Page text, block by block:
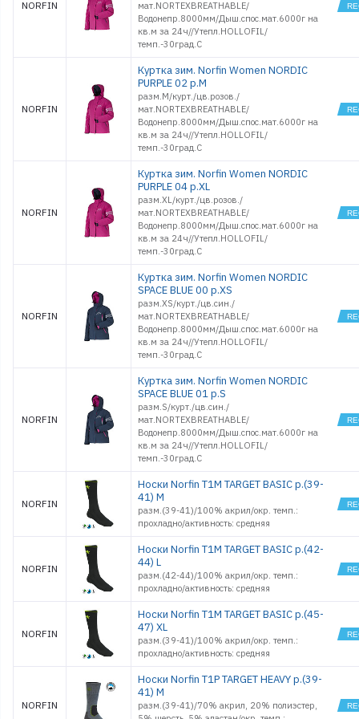
NORFIN
мат.NORTEXBREATHABLE/
Водонепр.8000мм/Дыш.спос.мат.6000г на
кв.м за 24ч//Утепл.HOLLOFIL/
темп.-30град.С
NORFIN
Куртка зим. Norfin Women NORDIC
PURPLE 02 р.M
разм.M/курт./цв.розов./
мат.NORTEXBREATHABLE/
Водонепр.8000мм/Дыш.спос.мат.6000г на
кв.м за 24ч//Утепл.HOLLOFIL/
темп.-30град.С
NORFIN
Куртка зим. Norfin Women NORDIC
PURPLE 04 р.XL
разм.XL/курт./цв.розов./
мат.NORTEXBREATHABLE/
Водонепр.8000мм/Дыш.спос.мат.6000г на
кв.м за 24ч//Утепл.HOLLOFIL/
темп.-30град.С
NORFIN
Куртка зим. Norfin Women NORDIC
SPACE BLUE 00 р.XS
разм.XS/курт./цв.cин./
мат.NORTEXBREATHABLE/
Водонепр.8000мм/Дыш.спос.мат.6000г на
кв.м за 24ч//Утепл.HOLLOFIL/
темп.-30град.С
NORFIN
Куртка зим. Norfin Women NORDIC
SPACE BLUE 01 р.S
разм.S/курт./цв.cин./
мат.NORTEXBREATHABLE/
Водонепр.8000мм/Дыш.спос.мат.6000г на
кв.м за 24ч//Утепл.HOLLOFIL/
темп.-30град.С
NORFIN
Носки Norfin T1M TARGET BASIC р.(39-
41) M
разм.(39-41)/100% акрил/окр. темп.:
прохладно/активность: средняя
NORFIN
Носки Norfin T1M TARGET BASIC р.(42-
44) L
разм.(42-44)/100% акрил/окр. темп.:
прохладно/активность: средняя
NORFIN
Носки Norfin T1M TARGET BASIC р.(45-
47) XL
разм.(39-41)/100% акрил/окр. темп.:
прохладно/активность: средняя
NORFIN
Носки Norfin T1P TARGET HEAVY р.(39-
41) M
разм.(39-41)/70% акрил, 20% полиэстер,